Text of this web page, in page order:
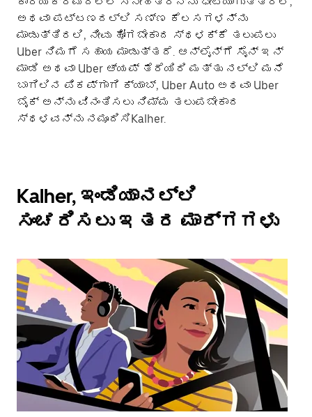
ಅಥವಾ ಪಟ್ಟಣದಲ್ಲಿ ಸಣ್ಣ ಕೆಲಸಗಳನ್ನು
ಮಾಡುತ್ತಿರಲಿ, ನೀವು ಹೋಗಬೇಕಾದ ಸ್ಥಳಕ್ಕೆ ತಲುಪಲು
Uber ನಿಮಗೆ ಸಹಾಯ ಮಾಡುತ್ತದೆ. ಆನ್‌ಲೈನ್‌ಗೆ ಸೈನ್ ಇನ್
ಮಾಡಿ ಅಥವಾ Uber ಆ್ಯಪ್ ತೆರೆಯಿರಿ ಮತ್ತು ನಲ್ಲಿ ಮನೆ
ಬಾಗಿಲಿನ ಪಿಕಪ್‌ಗಾಗಿ ಕ್ಯಾಬ್, Uber Auto ಅಥವಾ Uber
ಬೈಕ್ ಅನ್ನು ವಿನಂತಿಸಲು ನಿಮ್ಮ ತಲುಪಬೇಕಾದ
ಸ್ಥಳವನ್ನು ನಮೂದಿಸಿKalher.
Kalher, ಇಂಡಿಯಾನಲ್ಲಿ
ಸಂಚರಿಸಲು ಇತರ ಮಾರ್ಗಗಳು